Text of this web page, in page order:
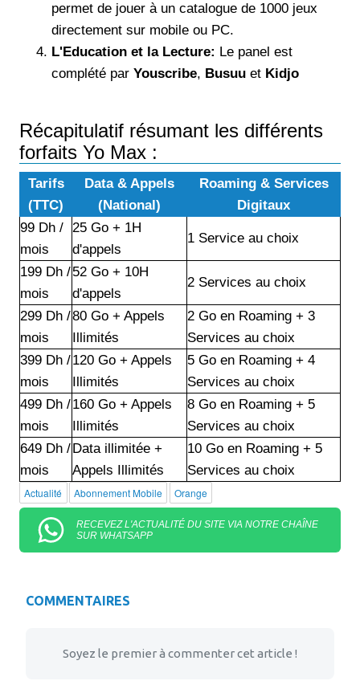
permet de jouer à un catalogue de 1000 jeux
directement sur mobile ou PC.
L'Education et la Lecture: Le panel est
complété par Youscribe, Busuu et Kidjo
Récapitulatif résumant les différents
forfaits Yo Max :
Tarifs
(TTC)
Data & Appels
(National)
Roaming & Services
Digitaux
99 Dh /
mois
25 Go + 1H
d'appels
1 Service au choix
199 Dh /
mois
52 Go + 10H
d'appels
2 Services au choix
299 Dh /
mois
80 Go + Appels
Illimités
2 Go en Roaming + 3
Services au choix
399 Dh /
mois
120 Go + Appels
Illimités
5 Go en Roaming + 4
Services au choix
499 Dh /
mois
160 Go + Appels
Illimités
8 Go en Roaming + 5
Services au choix
649 Dh /
mois
Data illimitée +
Appels Illimités
10 Go en Roaming + 5
Services au choix
Actualité Abonnement Mobile Orange
RECEVEZ L'ACTUALITÉ DU SITE VIA NOTRE CHAÎNE
SUR WHATSAPP
COMMENTAIRES
Soyez le premier à commenter cet article !